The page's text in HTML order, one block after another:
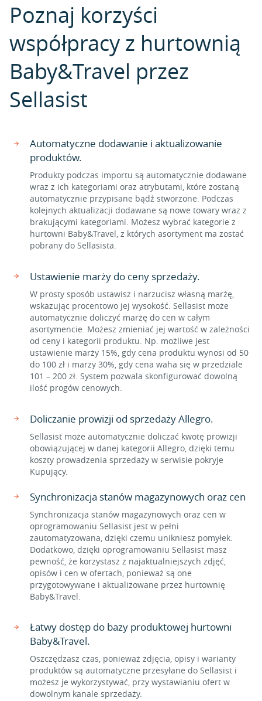
Poznaj korzyści
współpracy z hurtownią
Baby&Travel przez
Sellasist
Automatyczne dodawanie i aktualizowanie
produktów.
Produkty podczas importu są automatycznie dodawane
wraz z ich kategoriami oraz atrybutami, które zostaną
automatycznie przypisane bądź stworzone. Podczas
kolejnych aktualizacji dodawane są nowe towary wraz z
brakującymi kategoriami. Możesz wybrać kategorie z
hurtowni Baby&Travel, z których asortyment ma zostać
pobrany do Sellasista.
Ustawienie marży do ceny sprzedaży.
W prosty sposób ustawisz i narzucisz własną marżę,
wskazując procentowo jej wysokość. Sellasist może
automatycznie doliczyć marżę do cen w całym
asortymencie. Możesz zmieniać jej wartość w zależności
od ceny i kategorii produktu. Np. możliwe jest
ustawienie marży 15%, gdy cena produktu wynosi od 50
do 100 zł i marży 30%, gdy cena waha się w przedziale
101 – 200 zł. System pozwala skonfigurować dowolną
ilość progów cenowych.
Doliczanie prowizji od sprzedaży Allegro.
Sellasist może automatycznie doliczać kwotę prowizji
obowiązującej w danej kategorii Allegro, dzięki temu
koszty prowadzenia sprzedaży w serwisie pokryje
Kupujący.
Synchronizacja stanów magazynowych oraz cen
Synchronizacja stanów magazynowych oraz cen w
oprogramowaniu Sellasist jest w pełni
zautomatyzowana, dzięki czemu unikniesz pomyłek.
Dodatkowo, dzięki oprogramowaniu Sellasist masz
pewność, że korzystasz z najaktualniejszych zdjęć,
opisów i cen w ofertach, ponieważ są one
przygotowywane i aktualizowane przez hurtownię
Baby&Travel.
Łatwy dostęp do bazy produktowej hurtowni
Baby&Travel.
Oszczędzasz czas, ponieważ zdjęcia, opisy i warianty
produktów są automatyczne przesyłane do Sellasist i
możesz je wykorzystywać, przy wystawianiu ofert w
dowolnym kanale sprzedaży.